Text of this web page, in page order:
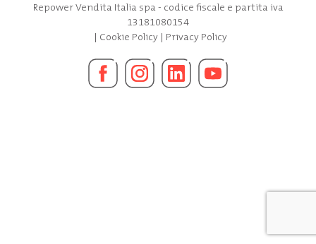
Repower Vendita Italia spa - codice fiscale e partita iva
13181080154
| Cookie Policy| Privacy Policy